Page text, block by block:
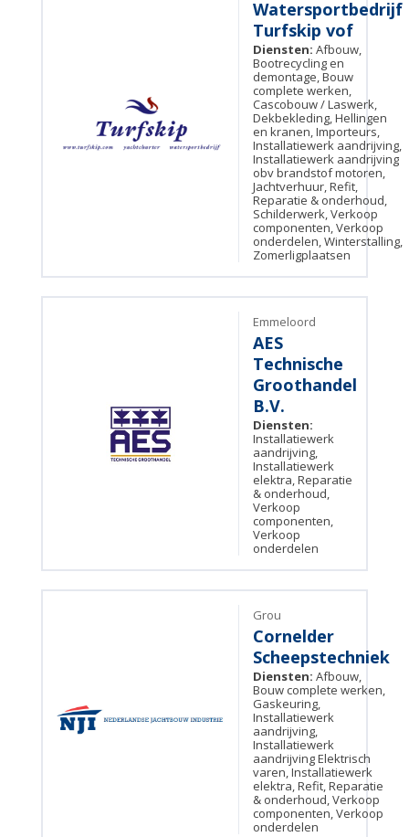
Watersportbedrijf
Turfskip vof
Diensten: Afbouw,
Bootrecycling en
demontage, Bouw
complete werken,
Cascobouw / Laswerk,
Dekbekleding, Hellingen
en kranen, Importeurs,
Installatiewerk aandrijving,
Installatiewerk aandrijving
obv brandstof motoren,
Jachtverhuur, Refit,
Reparatie & onderhoud,
Schilderwerk, Verkoop
componenten, Verkoop
onderdelen, Winterstalling,
Zomerligplaatsen
Emmeloord
AES
Technische
Groothandel
B.V.
Diensten:
Installatiewerk
aandrijving,
Installatiewerk
elektra, Reparatie
& onderhoud,
Verkoop
componenten,
Verkoop
onderdelen
Grou
Cornelder
Scheepstechniek
Diensten: Afbouw,
Bouw complete werken,
Gaskeuring,
Installatiewerk
aandrijving,
Installatiewerk
aandrijving Elektrisch
varen, Installatiewerk
elektra, Refit, Reparatie
& onderhoud, Verkoop
componenten, Verkoop
onderdelen